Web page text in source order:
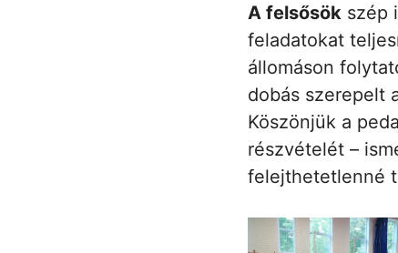
A felsősök szép
feladatokat
állomáson
dobás szerepelt
Köszönjük a
részvételét –
felejthetetlenné